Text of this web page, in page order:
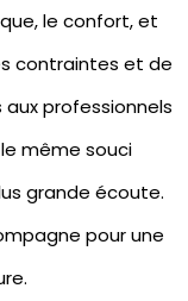
le confort, et
contraintes et de
professionnels
même souci
grande écoute.
pour une